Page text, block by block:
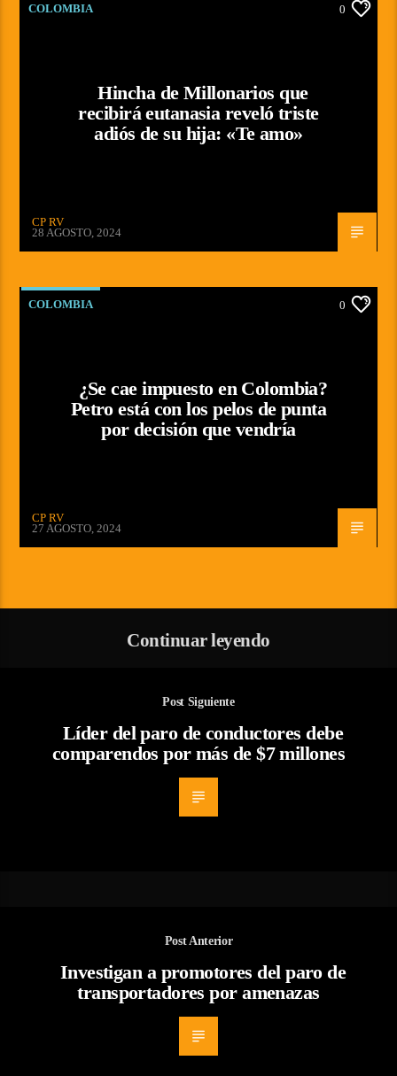
COLOMBIA 0
Hincha de Millonarios que
recibirá eutanasia reveló triste
adiós de su hija: «Te amo»
CP RV
28 AGOSTO, 2024
COLOMBIA 0
¿Se cae impuesto en Colombia?
Petro está con los pelos de punta
por decisión que vendría
CP RV
27 AGOSTO, 2024
Continuar leyendo
Post Siguiente
Líder del paro de conductores debe
comparendos por más de $7 millones
Post Anterior
Investigan a promotores del paro de
transportadores por amenazas